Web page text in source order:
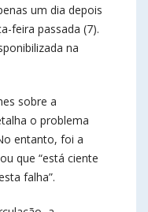
um dia depois
feira passada (7).
na
sobre a
o problema
entanto, foi a
que “está ciente
falha”.